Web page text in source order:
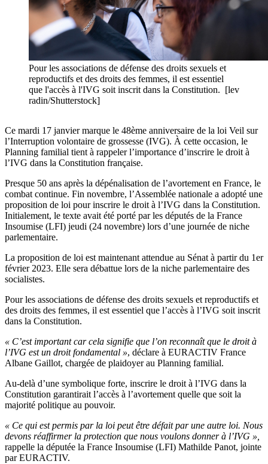
Pour les associations de défense des droits sexuels et
reproductifs et des droits des femmes, il est essentiel
que l'accès à l'IVG soit inscrit dans la Constitution. [lev
radin/Shutterstock]
Ce mardi 17 janvier marque le 48ème anniversaire de la loi Veil sur
l’Interruption volontaire de grossesse (IVG). À cette occasion, le
Planning familial tient à rappeler l’importance d’inscrire le droit à
l’IVG dans la Constitution française.
Presque 50 ans après la dépénalisation de l’avortement en France, le
combat continue. Fin novembre, l’Assemblée nationale a adopté une
proposition de loi pour inscrire le droit à l’IVG dans la Constitution.
Initialement, le texte avait été porté par les députés de la France
Insoumise (LFI) jeudi (24 novembre) lors d’une journée de niche
parlementaire.
La proposition de loi est maintenant attendue au Sénat à partir du 1er
février 2023. Elle sera débattue lors de la niche parlementaire des
socialistes.
Pour les associations de défense des droits sexuels et reproductifs et
des droits des femmes, il est essentiel que l’accès à l’IVG soit inscrit
dans la Constitution.
« C’est important car cela signifie que l’on reconnaît que le droit à
l’IVG est un droit fondamental », déclare à EURACTIV France
Albane Gaillot, chargée de plaidoyer au Planning familial.
Au-delà d’une symbolique forte, inscrire le droit à l’IVG dans la
Constitution garantirait l’accès à l’avortement quelle que soit la
majorité politique au pouvoir.
« Ce qui est permis par la loi peut être défait par une autre loi. Nous
devons réaffirmer la protection que nous voulons donner à l’IVG »,
rappelle la députée la France Insoumise (LFI) Mathilde Panot, jointe
par EURACTIV.